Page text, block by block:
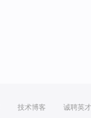
技术博客 诚聘英才